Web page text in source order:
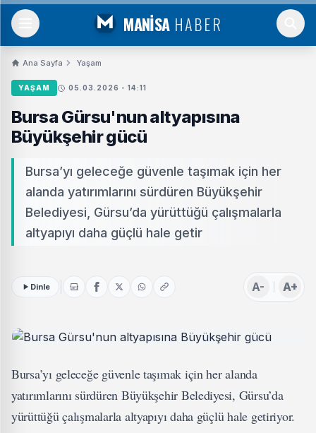
MANİSA HABER
Ana Sayfa Yaşam
YAŞAM 05.03.2026 - 14:11
Bursa Gürsu'nun altyapısına
Büyükşehir gücü
Bursa’yı geleceğe güvenle taşımak için her
alanda yatırımlarını sürdüren Büyükşehir
Belediyesi, Gürsu’da yürüttüğü çalışmalarla
altyapıyı daha güçlü hale getir
Dinle A- A+
Bursa’yı geleceğe güvenle taşımak için her alanda
yatırımlarını sürdüren Büyükşehir Belediyesi, Gürsu’da
yürüttüğü çalışmalarla altyapıyı daha güçlü hale getiriyor.